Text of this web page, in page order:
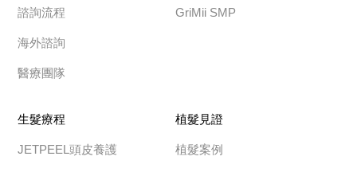
諮詢流程
海外諮詢
醫療團隊
GriMii SMP
生髮療程
JETPEEL頭皮養護
植髮見證
植髮案例